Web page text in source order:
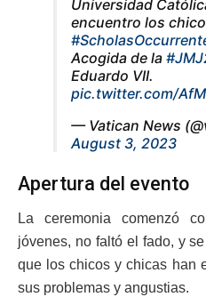
Universidad
encuentro los
Acogida de la
Eduardo VII.
pic.twitter.com/
— Vatican News
August 3, 2023
Apertura del evento
La ceremonia comenzó
jóvenes, no faltó el fado, y
que los chicos y chicas han
sus problemas y angustias.